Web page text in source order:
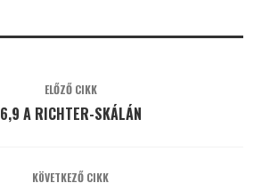
ELŐZŐ CIKK
6,9 A RICHTER-SKÁLÁN
KÖVETKEZŐ CIKK